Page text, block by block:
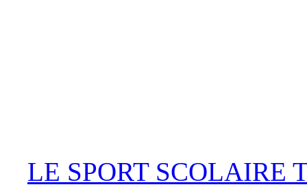
LE SPORT SCOLAIRE